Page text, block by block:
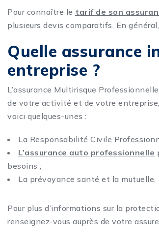
Pour connaître le tarif de son
plusieurs devis comparatifs. En
Quelle assurance
entreprise ?
L’assurance Multirisque
de votre activité et de votre
voici quelques-unes :
La Responsabilité Civile
L’assurance auto professionnelle
besoins ;
La prévoyance santé et la mutuelle.
Pour plus d’informations sur la
renseignez-vous auprès de votre